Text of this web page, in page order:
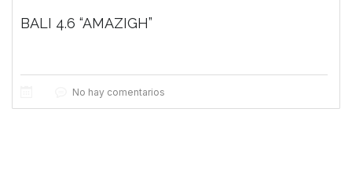
BALI 4.6 “AMAZIGH”
No hay comentarios